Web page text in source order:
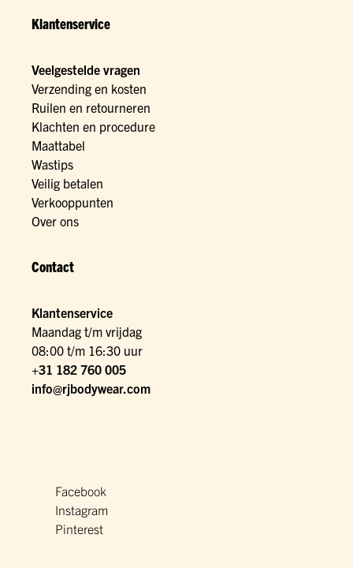
Klantenservice
Veelgestelde vragen
Verzending en kosten
Ruilen en retourneren
Klachten en procedure
Maattabel
Wastips
Veilig betalen
Verkooppunten
Over ons
Contact
Klantenservice
Maandag t/m vrijdag
08:00 t/m 16:30 uur
+31 182 760 005
info@rjbodywear.com
Facebook
Instagram
Pinterest